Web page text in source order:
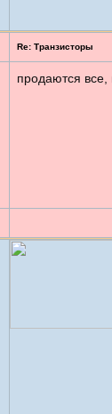
Re: Транзисторы
продаются